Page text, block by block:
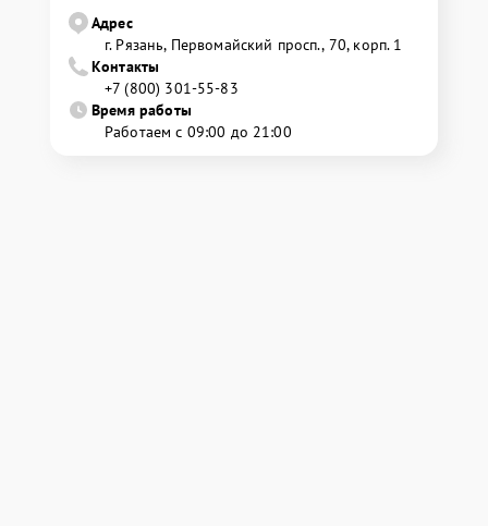
Адрес
г. Рязань, Первомайский просп., 70, корп. 1
Контакты
+7 (800) 301-55-83
Время работы
Работаем с 09:00 до 21:00